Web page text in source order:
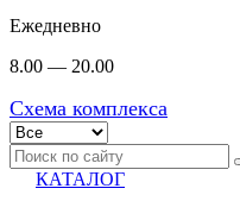
Ежедневно
8.00 — 20.00
Схема комплекса
КАТАЛОГ